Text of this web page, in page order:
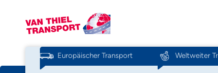
Europäischer Transport Weltweiter